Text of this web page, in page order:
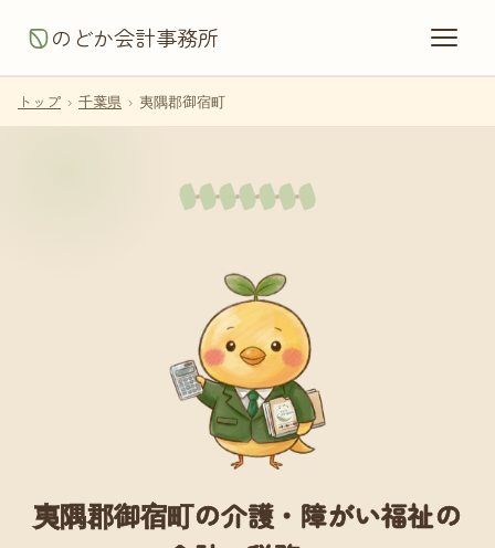
のどか会計事務所
トップ › 千葉県 › 夷隅郡御宿町
夷隅郡御宿町の介護・障がい福祉の